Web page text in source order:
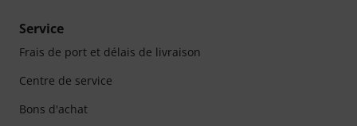
Service
Frais de port et délais de livraison
Centre de service
Bons d'achat